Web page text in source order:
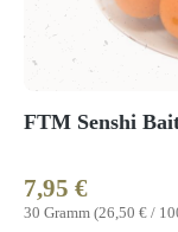
FTM Senshi
30 Gramm (26,50 € /
Regulärer Preis:
7,95 €